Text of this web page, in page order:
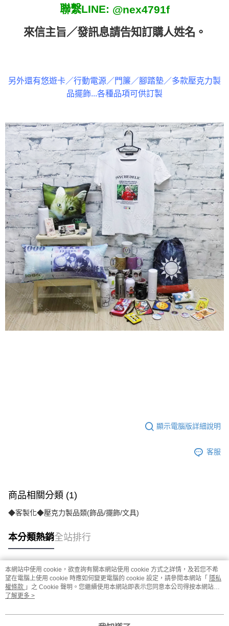
聯繫LINE: @nex4791f
來信主旨／發訊息請告知訂購人姓名 。
另外還有悠遊卡／行動電源／門簾／腳踏墊／多款壓克力製
品擺飾...各種品項可供訂製
顯示電腦版詳細說明
客服
商品相關分類 (1)
◆客製化◆壓克力製品類(飾品/擺飾/文具)
本分類熱銷全站排行
熱門標籤
本網站中使用 cookie，欲查詢有關本網站使用 cookie 方式之詳情，及若您不希
望在電腦上使用 cookie 時應如何變更電腦的 cookie 設定，請參閱本網站「 隱私
權條款 」之 Cookie 聲明。您繼續使用本網站即表示您同意本公司得按本網站使
用條款之 Cookie 聲明使用 cookie。
了解更多 >